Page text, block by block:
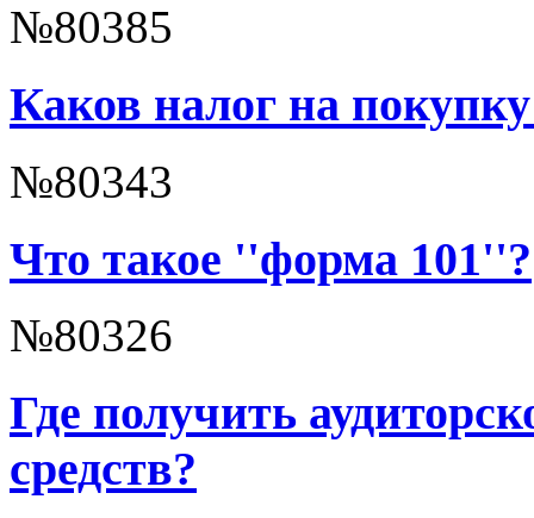
№80385
Каков налог на
№80343
Что такое ''форма 101''?
№80326
Где получить
средств?